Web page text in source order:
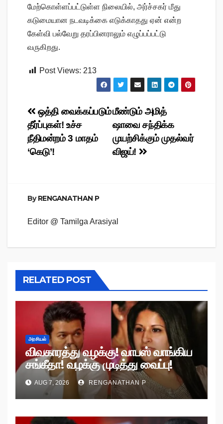
மேற்கொள்ளப்பட்டுள்ள நிலையில், அர்ச்சகர் மீது
கடுமையான நடவடிக்கை எடுக்காதது ஏன் என்ற
கேள்வி பல்வேறு தரப்பினராலும் எழுப்பப்பட்டு
வருகிறது.
Post Views: 213
Post
navigation
மீண்டும் அமித்
ஷாவை சந்திக்க
முயற்சிக்கும் முதல்வர்
விஜய்!
ஒத்தி வைக்கப்படும்
தீர்ப்புகள்! உச்ச
நீதிமன்றம் 3 மாதம்
‘கெடு’!
ByRENGANATHAN P
Editor @ Tamilga Arasiyal
RELATED POST
அரசியல்
விவகாரத்து வழக்கு! வாபஸ் வாங்கிய
சங்கீதா! வழக்கு முடித்து வைப்பு!
AUG 7, 2026 RENGANATHAN P